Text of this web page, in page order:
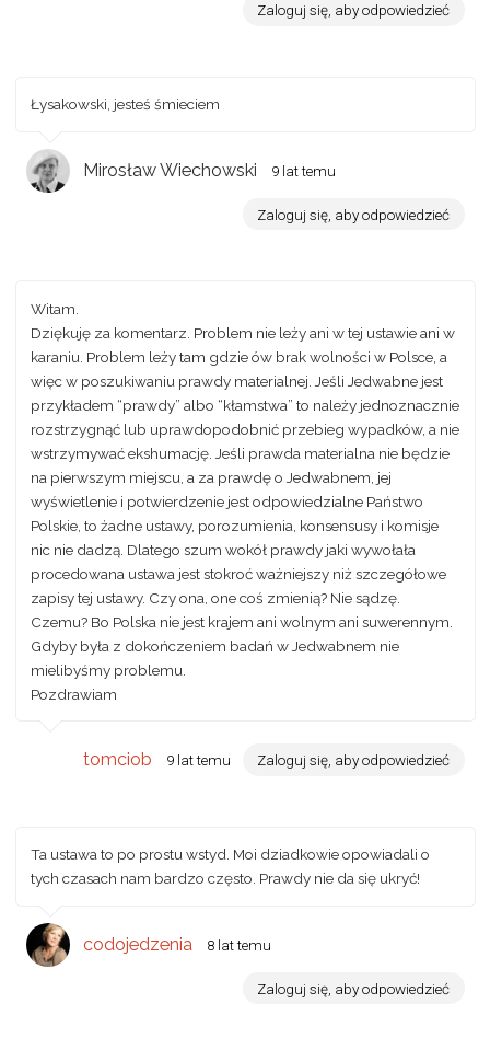
Zaloguj się, aby odpowiedzieć
Łysakowski, jesteś śmieciem
Mirosław Wiechowski 9 lat temu
Zaloguj się, aby odpowiedzieć
Witam.
Dziękuję za komentarz. Problem nie leży ani w tej ustawie ani w
karaniu. Problem leży tam gdzie ów brak wolności w Polsce, a
więc w poszukiwaniu prawdy materialnej. Jeśli Jedwabne jest
przykładem “prawdy” albo “kłamstwa” to należy jednoznacznie
rozstrzygnąć lub uprawdopodobnić przebieg wypadków, a nie
wstrzymywać ekshumację. Jeśli prawda materialna nie będzie
na pierwszym miejscu, a za prawdę o Jedwabnem, jej
wyświetlenie i potwierdzenie jest odpowiedzialne Państwo
Polskie, to żadne ustawy, porozumienia, konsensusy i komisje
nic nie dadzą. Dlatego szum wokół prawdy jaki wywołała
procedowana ustawa jest stokroć ważniejszy niż szczegółowe
zapisy tej ustawy. Czy ona, one coś zmienią? Nie sądzę.
Czemu? Bo Polska nie jest krajem ani wolnym ani suwerennym.
Gdyby była z dokończeniem badań w Jedwabnem nie
mielibyśmy problemu.
Pozdrawiam
tomciob 9 lat temu Zaloguj się, aby odpowiedzieć
Ta ustawa to po prostu wstyd. Moi dziadkowie opowiadali o
tych czasach nam bardzo często. Prawdy nie da się ukryć!
codojedzenia 8 lat temu
Zaloguj się, aby odpowiedzieć